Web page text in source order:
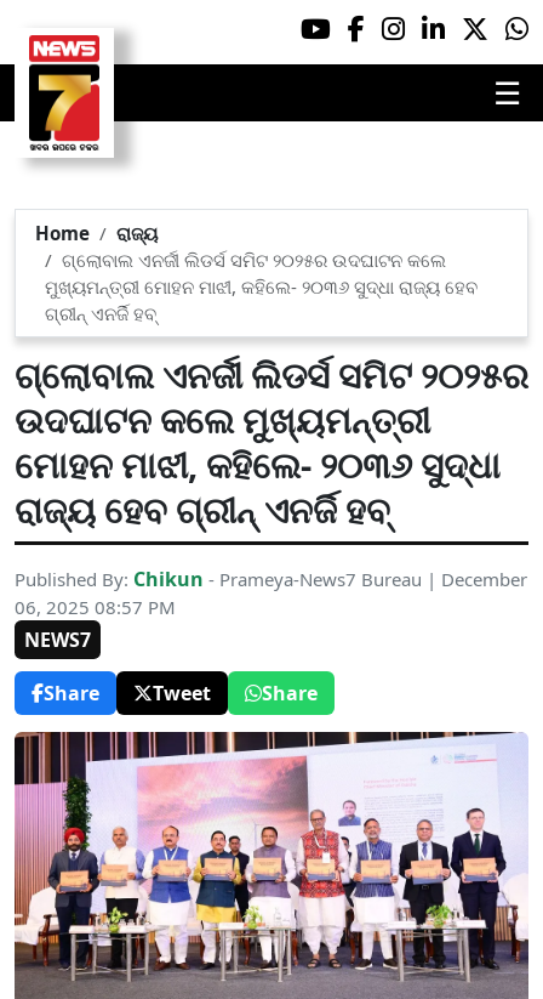
☰
Home
ରାଜ୍ୟ
ଗ୍ଲୋବାଲ ଏନର୍ଜୀ ଲିଡର୍ସ ସମିଟ ୨୦୨୫ର ଉଦଘାଟନ କଲେ
ମୁଖ୍ୟମନ୍ତ୍ରୀ ମୋହନ ମାଝୀ, କହିଲେ- ୨୦୩୬ ସୁଦ୍ଧା ରାଜ୍ୟ ହେବ
ଗ୍ରୀନ୍ ଏନର୍ଜି ହବ୍
ଗ୍ଲୋବାଲ ଏନର୍ଜୀ ଲିଡର୍ସ ସମିଟ ୨୦୨୫ର
ଉଦଘାଟନ କଲେ ମୁଖ୍ୟମନ୍ତ୍ରୀ
ମୋହନ ମାଝୀ, କହିଲେ- ୨୦୩୬ ସୁଦ୍ଧା
ରାଜ୍ୟ ହେବ ଗ୍ରୀନ୍ ଏନର୍ଜି ହବ୍
Published By: Chikun - Prameya-News7 Bureau | December
06, 2025 08:57 PM
NEWS7
Share
Tweet Share